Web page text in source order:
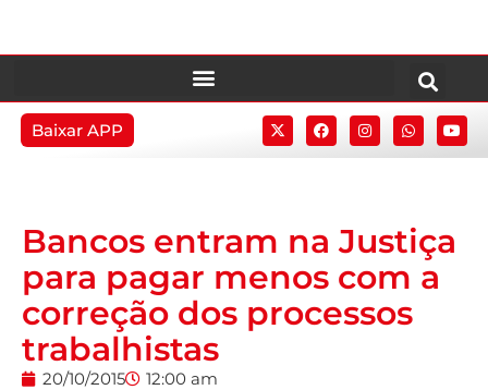
Baixar APP
Bancos entram na Justiça
para pagar menos com a
correção dos processos
trabalhistas
20/10/2015 12:00 am